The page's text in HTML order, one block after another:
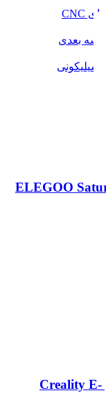
سه بعدی
دستگاه شستشو و پخت رزین کریلیتی Creality E-